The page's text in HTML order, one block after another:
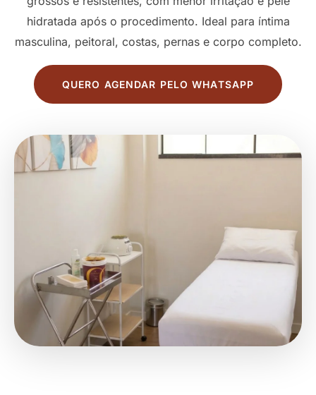
hidratada após o procedimento. Ideal para íntima
masculina, peitoral, costas, pernas e corpo completo.
QUERO AGENDAR PELO WHATSAPP